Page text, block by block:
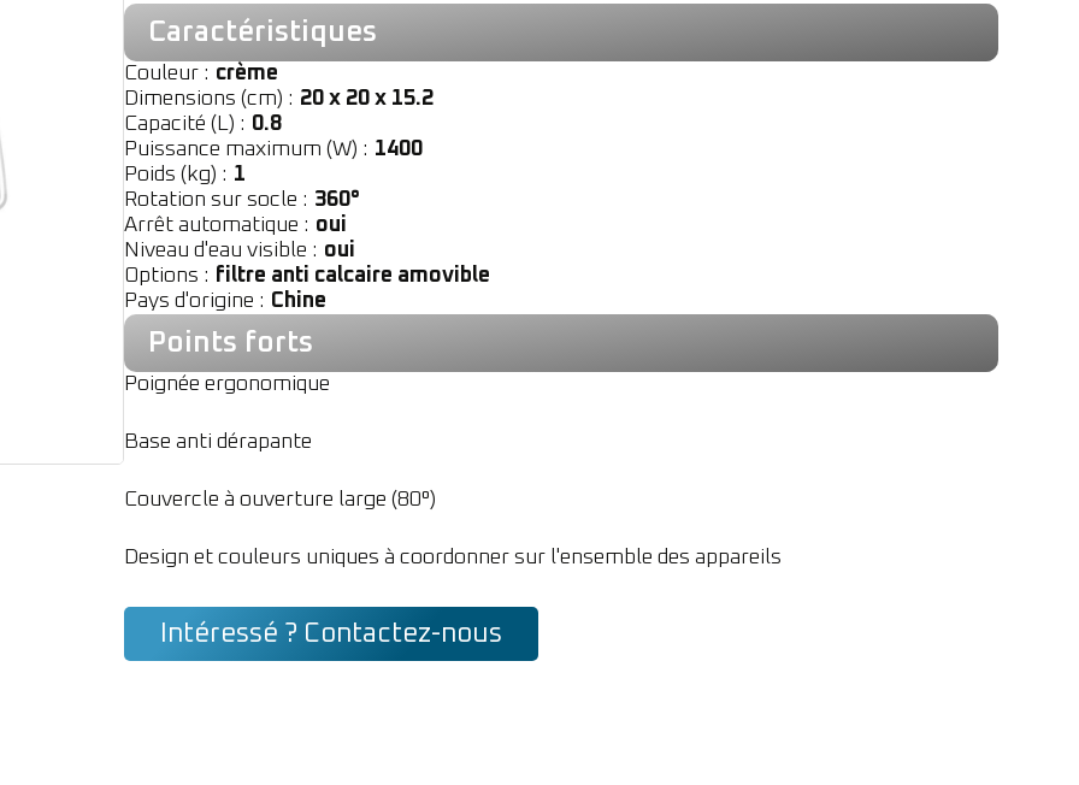
Caractéristiques
Couleur : crème
Dimensions (cm) : 20 x 20 x 15.2
Capacité (L) : 0.8
Puissance maximum (W) : 1400
Poids (kg) : 1
Rotation sur socle : 360°
Arrêt automatique : oui
Niveau d'eau visible : oui
Options : filtre anti calcaire amovible
Pays d'origine : Chine
Points forts
Poignée ergonomique
Base anti dérapante
Couvercle à ouverture large (80°)
Design et couleurs uniques à coordonner sur l'ensemble des appareils
Intéressé ? Contactez-nous